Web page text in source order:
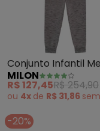
Conjunto Infantil
(Preto)
MILON
R$ 127,45R$ 254,90
ou 4x de R$ 31,86
-20%